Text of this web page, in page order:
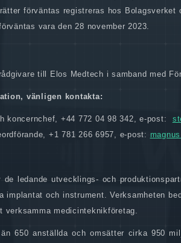
förväntas registreras hos
vara den 28 november 2023.
till Elos Medtech i samband med
vänligen kontakta:
koncernchef, +44 772 04 98 342, e-post:
+1 781 266 6957, e-post:
ledande utvecklings- och
implantat och instrument. Verksamheten
medicinteknikföretag.
650 anställda och omsätter cirka 950